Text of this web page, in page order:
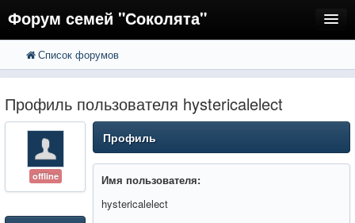
Форум семей "Соколята"
FAQ
Регистрация
Вход
Список форумов
Профиль пользователя hystericalelect
offline
Профиль
Имя пользователя:
hystericalelect